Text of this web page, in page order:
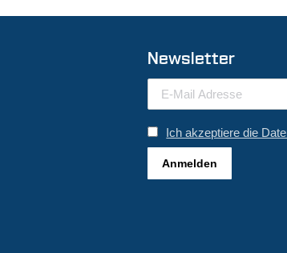
Newsletter
Ich akzeptiere die